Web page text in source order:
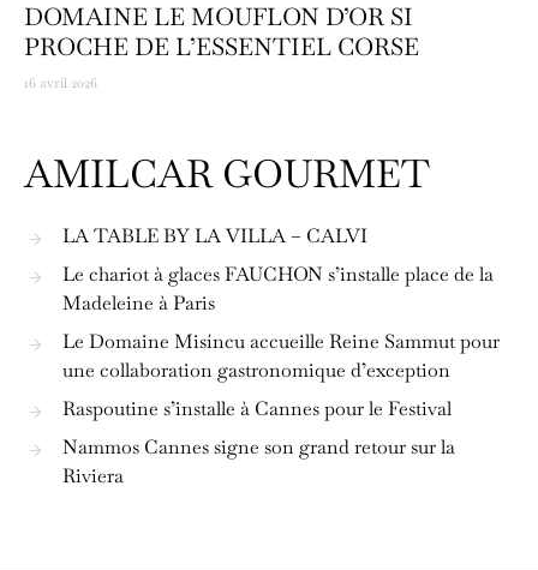
DOMAINE LE MOUFLON D’OR SI
PROCHE DE L’ESSENTIEL CORSE
16 avril 2026
AMILCAR GOURMET
LA TABLE BY LA VILLA – CALVI
Le chariot à glaces FAUCHON s’installe place de la
Madeleine à Paris
Le Domaine Misíncu accueille Reine Sammut pour
une collaboration gastronomique d’exception
Raspoutine s’installe à Cannes pour le Festival
Nammos Cannes signe son grand retour sur la
Riviera